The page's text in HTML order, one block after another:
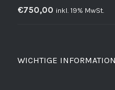
€750,00 inkl. 19% MwSt.
WICHTIGE